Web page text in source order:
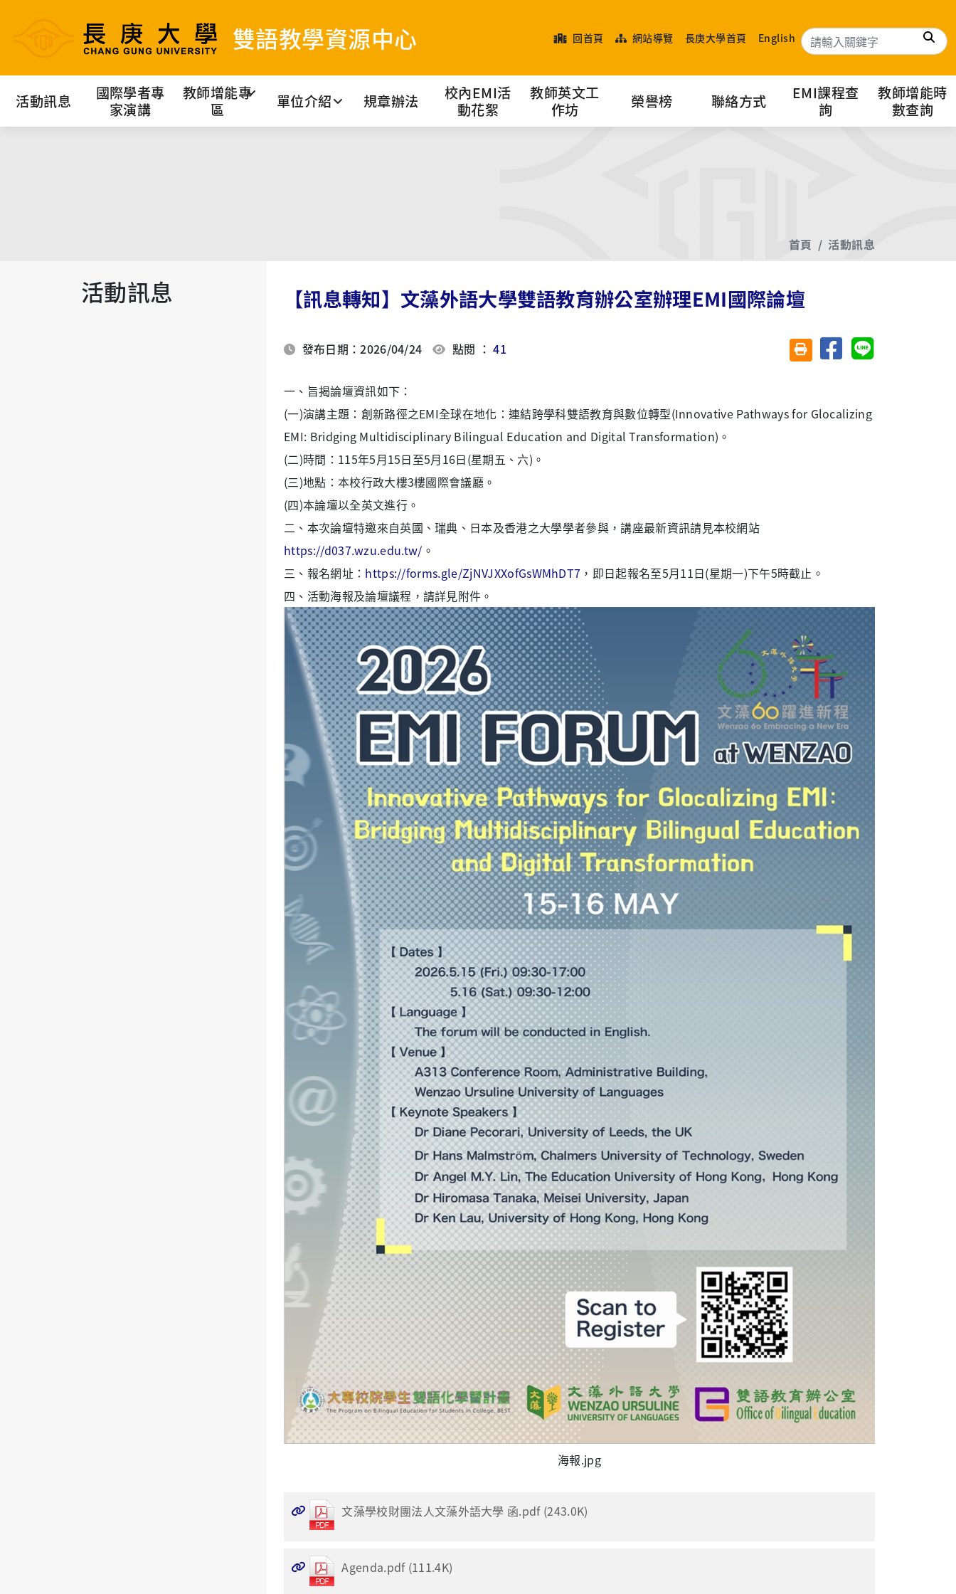
雙語教學資源中心 回首頁 網站導覽 長庚大學首頁 English 搜尋
活動訊息
國際學者專
家演講
教師增能專
區
單位介紹 規章辦法
校內EMI活
動花絮
教師英文工
作坊
榮譽榜 聯絡方式
EMI課程查
詢
教師增能時
數查詢
首頁 活動訊息
活動訊息 【訊息轉知】文藻外語大學雙語教育辦公室辦理EMI國際論壇
發布日期：2026/04/24 點閱 ：41 友善列印(另開視窗)
分享至臉書分享至 Line
一、旨揭論壇資訊如下：
(一)演講主題：創新路徑之EMI全球在地化：連結跨學科雙語教育與數位轉型(Innovative Pathways for Glocalizing
EMI: Bridging Multidisciplinary Bilingual Education and Digital Transformation)。
(二)時間：115年5月15日至5月16日(星期五、六)。
(三)地點：本校行政大樓3樓國際會議廳。
(四)本論壇以全英文進行。
二、本次論壇特邀來自英國、瑞典、日本及香港之大學學者參與，講座最新資訊請見本校網站
https://d037.wzu.edu.tw/ 。
三、報名網址： https://forms.gle/ZjNVJXXofGsWMhDT7 ，即日起報名至5月11日(星期一)下午5時截止。
四、活動海報及論壇議程，請詳見附件。
海報.jpg
文藻學校財團法人文藻外語大學 函.pdf (243.0K)
Agenda.pdf (111.4K)